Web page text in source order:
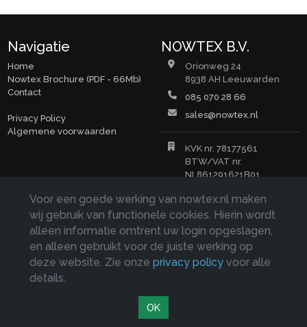
Navigatie
Home
Nowtex Brochure (PDF - 66Mb)
Contact
Privacy Policy
Algemene voorwaarden
NOWTEX B.V.
Orionweg 24
8938 AH Leeuwarden
085 070 28 66
sales@nowtex.nl
KVK nr. 78177561
BTW/VAT nr.
NL861291621B01
Copyrights © 2026
Teksten, afbeeldingen en documenten op deze website zijn
eigendom van NOWTEX B.V. en auteursrechtelijk beschermd.
Verveelvuldiging hiervan is zonder toestemming van NOWTEX
B.V. niet toegestaan.
Website laten maken
Voor een goede werking van nowtex.nl maken
wij gebruik van functionele cookies. Hierin wordt
alleen informatie omtrent uw login opgeslagen,
en alleen gebruikt voor de juiste werking op
deze website. Zie onzeprivacy policy voor alle
details.
OK